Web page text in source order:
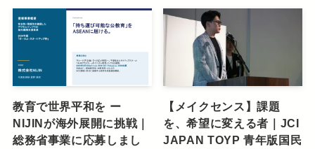
教育で世界平和を ー
NIJINが海外展開に挑戦｜
総務省事業に応募しまし
【メイクセンス】課題
を、希望に変える者｜JCI
JAPAN TOYP 青年版国民